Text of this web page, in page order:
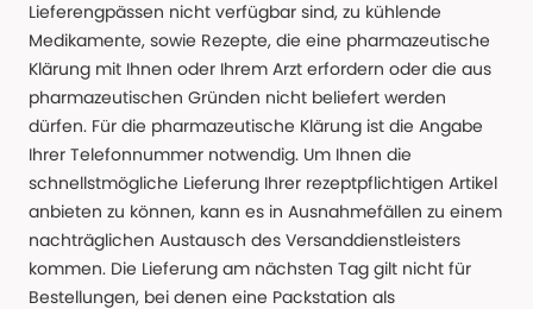
Lieferengpässen nicht verfügbar sind, zu kühlende
Medikamente, sowie Rezepte, die eine pharmazeutische
Klärung mit Ihnen oder Ihrem Arzt erfordern oder die aus
pharmazeutischen Gründen nicht beliefert werden
dürfen. Für die pharmazeutische Klärung ist die Angabe
Ihrer Telefonnummer notwendig. Um Ihnen die
schnellstmögliche Lieferung Ihrer rezeptpflichtigen Artikel
anbieten zu können, kann es in Ausnahmefällen zu einem
nachträglichen Austausch des Versanddienstleisters
kommen. Die Lieferung am nächsten Tag gilt nicht für
Bestellungen, bei denen eine Packstation als